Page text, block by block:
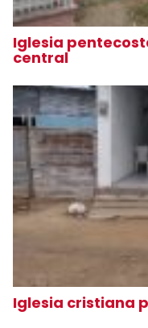
Iglesia
central
Iglesia cristiana